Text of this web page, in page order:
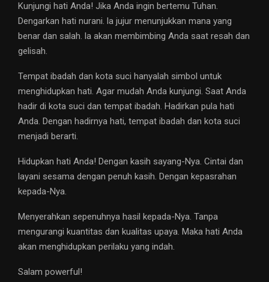
Kunjungi hati Anda! Jika Anda ingin bertemu Tuhan.
Dengarkan hati nurani. la jujur menunjukkan mana yang
benar dan salah. la akan membimbing Anda saat resah dan
gelisah.
Tempat ibadah dan kota suci hanyalah simbol untuk
menghidupkan hati. Agar mudah Anda kunjungi. Saat Anda
hadir di kota suci dan tempat ibadah. Hadirkan pula hati
Anda. Dengan hadirnya hati, tempat ibadah dan kota suci
menjadi berarti.
Hidupkan hati Anda! Dengan kasih sayang-Nya. Cintai dan
layani sesama dengan penuh kasih. Dengan kepasrahan
kepada-Nya.
Menyerahkan sepenuhnya hasil kepada-Nya. Tanpa
mengurangi kuantitas dan kualitas upaya. Maka hati Anda
akan menghidupkan perilaku yang indah.
Salam powerful!